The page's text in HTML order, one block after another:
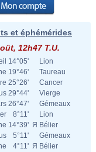
et éphémérides
12h47 T.U.
14°05'
Lion
19°46'
Taureau
25°26'
Cancer
29°44'
Vierge
26°47'
Gémeaux
8°11'
Lion
14°39' Я Bélier
5°11'
Gémeaux
4°11' Я Bélier